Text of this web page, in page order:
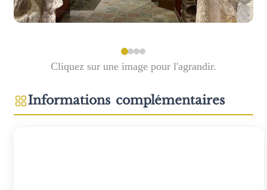
Cliquez sur une image pour l'agrandir.
Informations complémentaires